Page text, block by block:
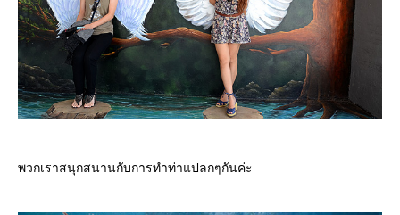
พวกเราสนุกสนานกับการทำท่าแปลกๆกันค่ะ